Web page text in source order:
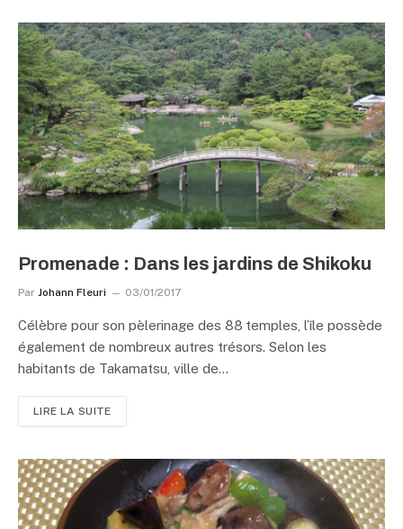
Promenade : Dans les jardins de Shikoku
Par Johann Fleuri 03/01/2017
Célèbre pour son pèlerinage des 88 temples, l’île possède
également de nombreux autres trésors. Selon les
habitants de Takamatsu, ville de…
LIRE LA SUITE